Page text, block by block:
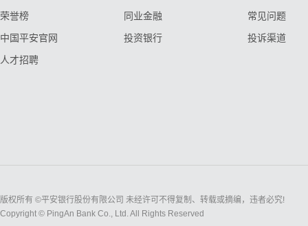
荣誉榜
中国平安官网
人才招聘
同业金融
投资银行
常见问题
投诉渠道
版权所有 ©平安银行股份有限公司 未经许可不得复制、转载或摘编，违者必究!
Copyright © PingAn Bank Co., Ltd. All Rights Reserved